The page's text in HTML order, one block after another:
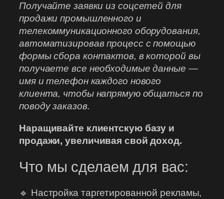
Получайте заявки из соцсетей для
продажи промышленного и
телекоммуникационного оборудования,
автоматизировав процесс с помощью
формы сбора контактов, в которой вы
получаете все необходимые данные —
имя и телефон каждого нового
клиента, чтобы напрямую общаться по
поводу заказов.
Наращивайте клиентскую базу и
продажи, увеличивая свой доход.
Что мы сделаем для вас:
🔹 Настройка таргетированной рекламы,